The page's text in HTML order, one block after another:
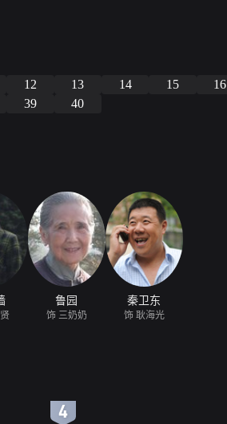
12 13 14 15 16
39 40
鲁园
饰 三奶奶
秦卫东
饰 耿海光